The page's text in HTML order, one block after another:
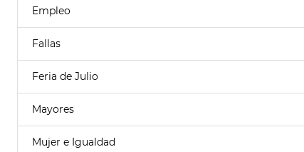
Empleo
Fallas
Feria de Julio
Mayores
Mujer e Igualdad